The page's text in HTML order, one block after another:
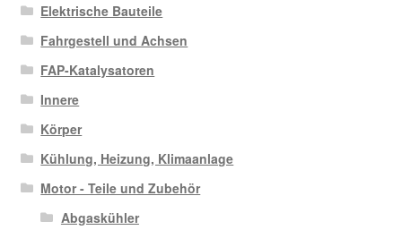
Elektrische Bauteile
Fahrgestell und Achsen
FAP-Katalysatoren
Innere
Körper
Kühlung, Heizung, Klimaanlage
Motor - Teile und Zubehör
Abgaskühler